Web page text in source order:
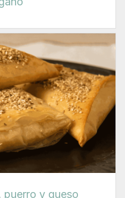
puerro y queso